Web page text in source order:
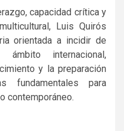
capacidad crítica y
Luis Quirós
orientada a incidir de
internacional,
y la preparación
fundamentales para
contemporáneo.